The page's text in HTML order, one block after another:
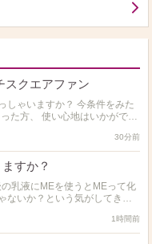
スクエアファン
しゃいますか？ 今条件をみた
た方、 使い心地はいかがです
30分前
すか？
乳液にMEを使うとMEって化
ないか？という気がしてきま
みよう…
1時間前